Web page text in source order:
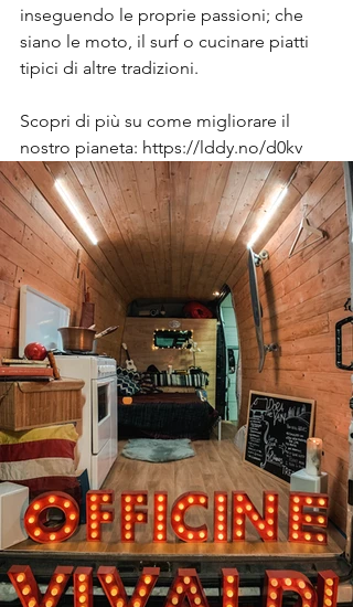
inseguendo le proprie passioni; che
siano le moto, il surf o cucinare piatti
tipici di altre tradizioni.
Scopri di più su come migliorare il
nostro pianeta: https://lddy.no/d0kv